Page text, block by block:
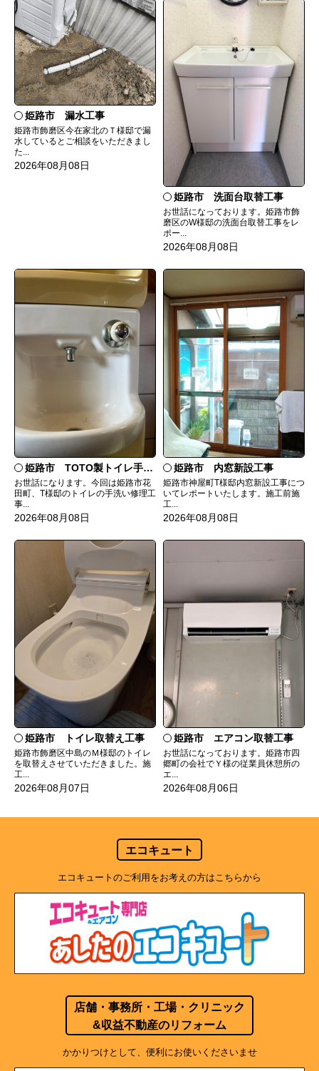
姫路市 漏水工事
姫路市飾磨区今在家北のＴ様邸で漏
水しているとご相談をいただきまし
た...
2026年08月08日
姫路市 洗面台取替工事
お世話になっております。姫路市飾
磨区のW様邸の洗面台取替工事をレ
ポー...
2026年08月08日
姫路市 TOTO製トイレ手洗いの水漏れ修理
お世話になります。今回は姫路市花
田町、T様邸のトイレの手洗い修理工
事...
2026年08月08日
姫路市 内窓新設工事
姫路市神屋町T様邸内窓新設工事につ
いてレポートいたします。施工前施
工...
2026年08月08日
姫路市 トイレ取替え工事
姫路市飾磨区中島のＭ様邸のトイレ
を取替えさせていただきました。施
工...
2026年08月07日
姫路市 エアコン取替工事
お世話になっております。姫路市四
郷町の会社でＹ様の従業員休憩所の
エ...
2026年08月06日
エコキュート
エコキュートのご利用をお考えの方はこちらから
店舗・事務所・工場・クリニック
&収益不動産のリフォーム
かかりつけとして、便利にお使いくださいませ